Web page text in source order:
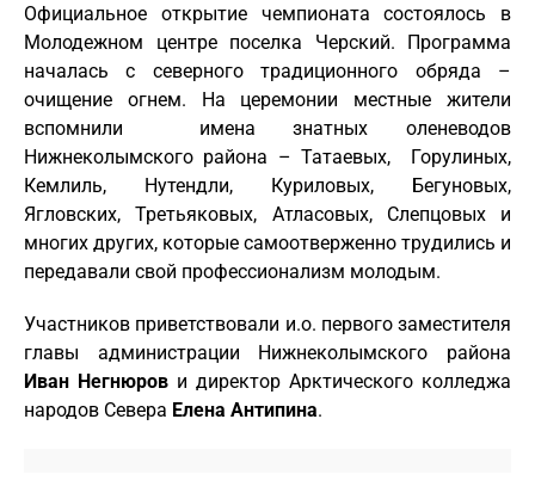
Официальное открытие чемпионата состоялось в
Молодежном центре поселка Черский. Программа
началась с северного традиционного обряда –
очищение огнем. На церемонии местные жители
вспомнили имена знатных оленеводов
Нижнеколымского района – Татаевых, Горулиных,
Кемлиль, Нутендли, Куриловых, Бегуновых,
Ягловских, Третьяковых, Атласовых, Слепцовых и
многих других, которые самоотверженно трудились и
передавали свой профессионализм молодым.
Участников приветствовали и.о. первого заместителя
главы администрации Нижнеколымского района
Иван Негнюров и директор Арктического колледжа
народов Севера Елена Антипина.